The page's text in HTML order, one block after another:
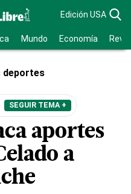
Edición USA
Mundo Economía
deportes
SEGUIR TEMA +
aportes
a